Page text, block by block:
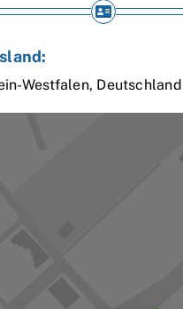
Westfalen, Deutschland